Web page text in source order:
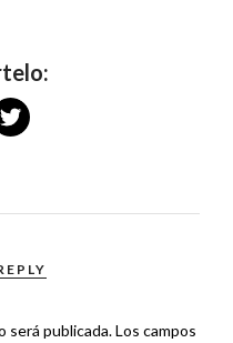
será publicada.Los campos